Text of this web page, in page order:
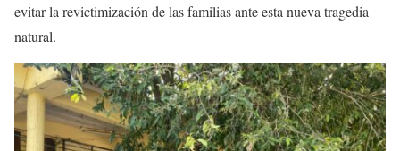
evitar la revictimización de las familias ante esta nueva tragedia
natural.